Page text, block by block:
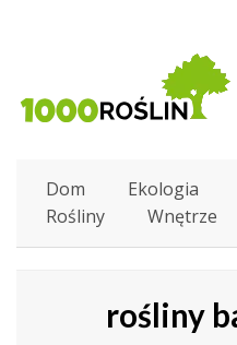
Dom Ekologia
Rośliny
Wnętrze
rośliny